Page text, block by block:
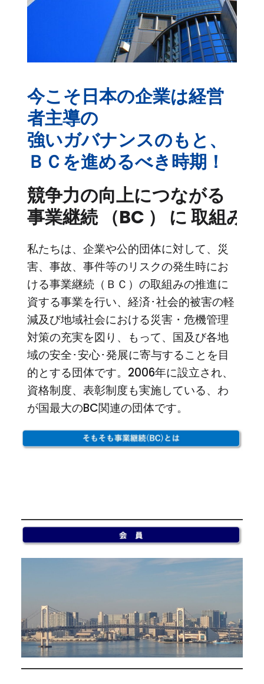
今こそ日本の企業は経営
者主導の
強いガバナンスのもと、
ＢＣを進めるべき時期！
競争力の向上につながる
事業継続 （BC ） に 取組み
私たちは、企業や公的団体に対して、災
害、事故、事件等のリスクの発生時にお
ける事業継続（ＢＣ）の取組みの推進に
資する事業を行い、経済･社会的被害の軽
減及び地域社会における災害・危機管理
対策の充実を図り、もって、国及び各地
域の安全･安心･発展に寄与することを目
的とする団体です。2006年に設立され、
資格制度、表彰制度も実施している、わ
が国最大のBC関連の団体です。